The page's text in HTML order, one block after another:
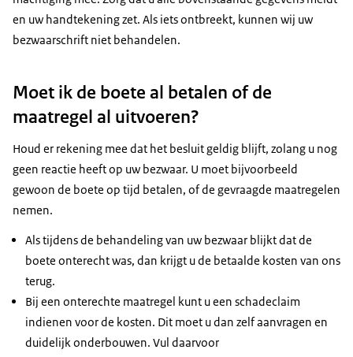
en uw handtekening zet. Als iets ontbreekt, kunnen wij uw
bezwaarschrift niet behandelen.
Moet ik de boete al betalen of de
maatregel al uitvoeren?
Houd er rekening mee dat het besluit geldig blijft, zolang u nog
geen reactie heeft op uw bezwaar. U moet bijvoorbeeld
gewoon de boete op tijd betalen, of de gevraagde maatregelen
nemen.
Als tijdens de behandeling van uw bezwaar blijkt dat de
boete onterecht was, dan krijgt u de betaalde kosten van ons
terug.
Bij een onterechte maatregel kunt u een schadeclaim
indienen voor de kosten. Dit moet u dan zelf aanvragen en
duidelijk onderbouwen. Vul daarvoor